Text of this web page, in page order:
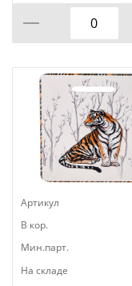
Артикул
В кор.
Мин.парт.
На складе